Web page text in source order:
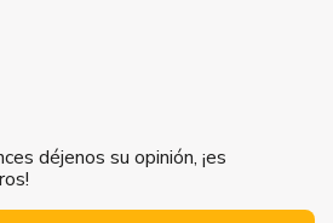
déjenos su opinión, ¡es